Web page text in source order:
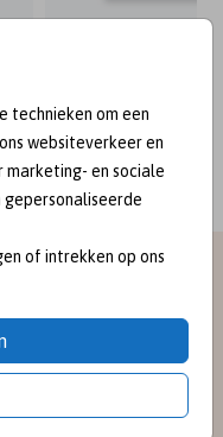
technieken om een
websiteverkeer en
en sociale
of intrekken op ons
kijkje achter de